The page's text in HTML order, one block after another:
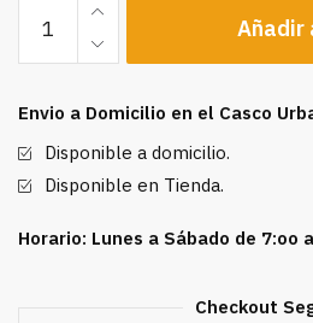
Arroz
10
unidades
cantidad
Añadir
Envio a Domicilio en el Casco
Disponible a domicilio.
Disponible en Tienda.
Horario: Lunes a Sábado de 7:oo
Checkout